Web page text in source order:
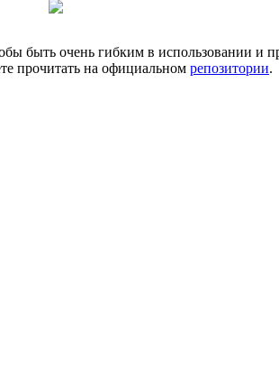
быть очень гибким в использовании и
прочитать на официальном репозитории.